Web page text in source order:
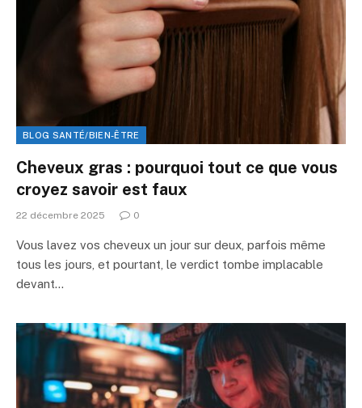
BLOG SANTÉ/BIEN-ÊTRE
Cheveux gras : pourquoi tout ce que vous
croyez savoir est faux
22 décembre 2025 0
Vous lavez vos cheveux un jour sur deux, parfois même
tous les jours, et pourtant, le verdict tombe implacable
devant…